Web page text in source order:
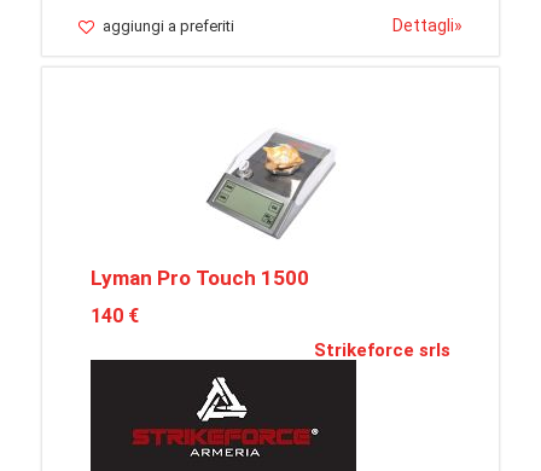
aggiungi a preferiti Dettagli»
Lyman Pro Touch 1500
140 €
Strikeforce srls